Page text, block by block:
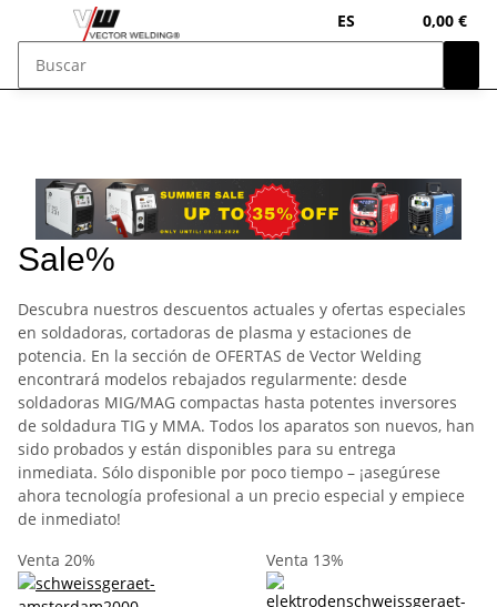
ES 0,00 €
Sale%
Descubra nuestros descuentos actuales y ofertas especiales
en soldadoras, cortadoras de plasma y estaciones de
potencia. En la sección de OFERTAS de Vector Welding
encontrará modelos rebajados regularmente: desde
soldadoras MIG/MAG compactas hasta potentes inversores
de soldadura TIG y MMA. Todos los aparatos son nuevos, han
sido probados y están disponibles para su entrega
inmediata. Sólo disponible por poco tiempo – ¡asegúrese
ahora tecnología profesional a un precio especial y empiece
de inmediato!
Venta 20%
Venta 13%